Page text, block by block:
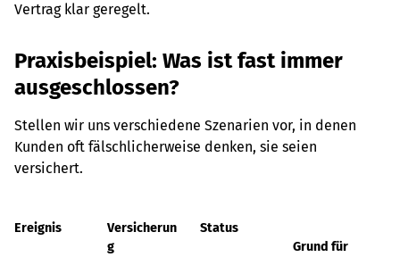
Vertrag klar geregelt.
Praxisbeispiel: Was ist fast immer
ausgeschlossen?
Stellen wir uns verschiedene Szenarien vor, in denen
Kunden oft fälschlicherweise denken, sie seien
versichert.
Ereignis
Versicherun
g
Status
Grund für